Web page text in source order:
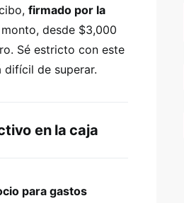
firmado por la
desde $3,000
Sé estricto con este
de superar.
en la caja
para gastos